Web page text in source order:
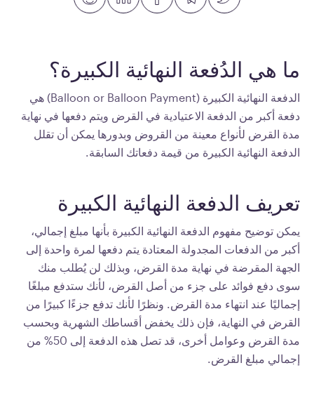
ما هي الدُفعة النهائية الكبيرة؟
الدفعة النهائية الكبيرة (Balloon or Balloon Payment) هي
دفعة أكبر من الدفعة الاعتيادية في القرض ويتم دفعها في نهاية
مدة القرض لأنواع معينة من القروض وبدورها يمكن أن تقلل
الدفعة النهائية الكبيرة من قيمة دفعاتك السابقة.
تعريف الدفعة النهائية الكبيرة
يمكن توضيح مفهوم الدفعة النهائية الكبيرة بأنها مبلغ إجمالي،
أكبر من الدفعات المجدولة المعتادة يتم دفعها لمرة واحدة إلى
الجهة المقرضة في نهاية مدة القرض، وبذلك لن يُطلب منك
سوى دفع فوائد على جزء من أصل القرض، لأنك ستدفع مبلغًا
إجماليًا عند انتهاء مدة القرض. ونظرًا لأنك تدفع جزءًا كبيرًا من
القرض في النهاية، فإن ذلك يخفض أقساطك الشهرية وبحسب
مدة القرض وعوامل أخرى، قد تصل هذه الدفعة إلى 50% من
إجمالي مبلغ القرض.